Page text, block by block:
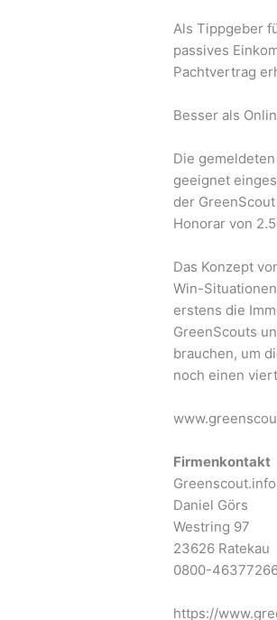
Als Tippgeber
passives
Pachtvertrag
Besser als
Die
geeignet
der
Honorar von
Das Konzept
Win-
erstens die
GreenScouts
brauchen, um
noch einen
Firmenkontakt
Greenscout.info
Daniel Görs
Westring 97
23626 Ratekau
0800-
https://